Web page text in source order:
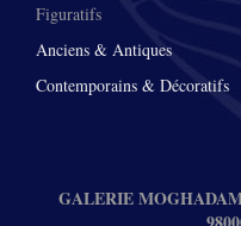
Figuratifs
Anciens & Antiques
Contemporains & Décoratifs
GALERIE